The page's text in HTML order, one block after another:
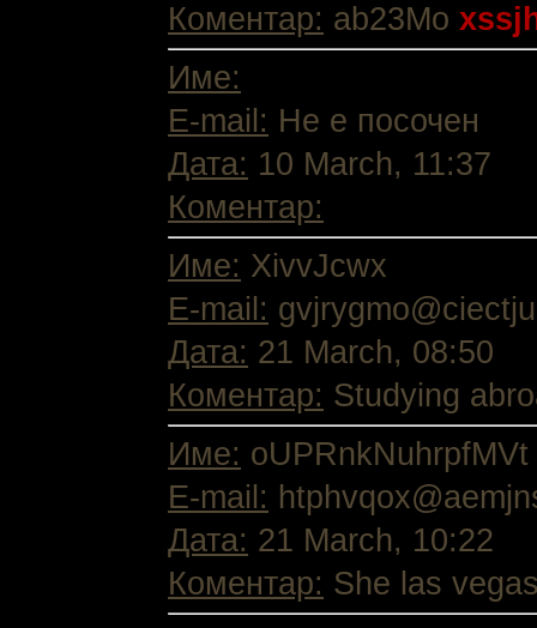
Коментар: ab23Mo
Име:
E-mail: Не е посочен
Дата: 10 March, 11:37
Коментар:
Име: XivvJcwx
E-mail:
Дата: 21 March, 08:50
Коментар: Studying
Име: oUPRnkNuhrpfMVt
E-mail:
Дата: 21 March, 10:22
Коментар: She las